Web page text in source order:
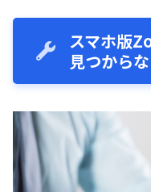
スマホ版
見つから